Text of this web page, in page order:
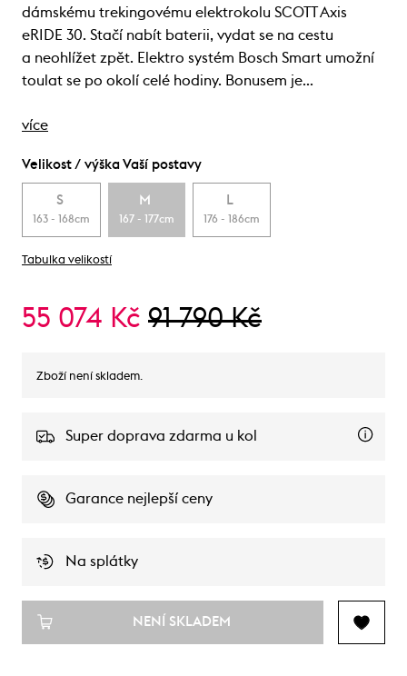
dámskému trekingovému elektrokolu SCOTT Axis
eRIDE 30. Stačí nabít baterii, vydat se na cestu
a neohlížet zpět. Elektro systém Bosch Smart umožní
toulat se po okolí celé hodiny. Bonusem je…
více
Velikost / výška Vaší postavy
S
163 - 168cm
M
167 - 177cm
L
176 - 186cm
Tabulka velikostí
55 074 Kč 91 790 Kč
Zboží není skladem.
Super doprava zdarma u kol
Garance nejlepší ceny
Na splátky
NENÍ SKLADEM